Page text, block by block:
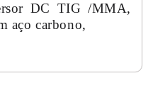
DC TIG /MMA,
aço carbono,